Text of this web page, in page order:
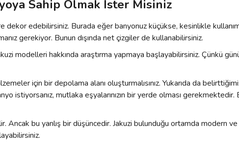
Sahip Olmak İster Misiniz
dekor edebilirsiniz. Burada eğer banyonuz küçükse, kesinlikle
gerekiyor. Bunun dışında net çizgiler de kullanabilirsiniz.
modelleri hakkında araştırma yapmaya başlayabilirsiniz. Çünkü
için bir depolama alanı oluşturmalısınız. Yukarıda da
istiyorsanız, mutlaka eşyalarınızın bir yerde olması gerekmektedir.
Ancak bu yanlış bir düşüncedir. Jakuzi bulunduğu ortamda modern